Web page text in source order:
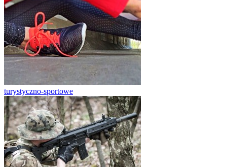
turystyczno-sportowe